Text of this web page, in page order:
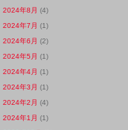
2024年8月 (4)
2024年7月 (1)
2024年6月 (2)
2024年5月 (1)
2024年4月 (1)
2024年3月 (1)
2024年2月 (4)
2024年1月 (1)